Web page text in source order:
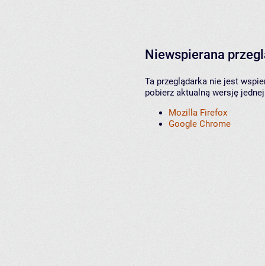
Niewspierana
Ta przeglądarka nie jest
pobierz aktualną wersję
Mozilla Firefox
Google Chrome